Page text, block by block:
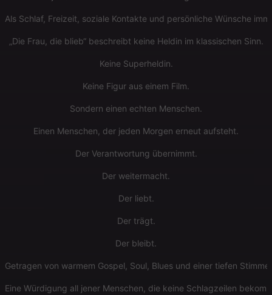
Als Schlaf, Freizeit, soziale Kontakte und persönliche Wünsche
„Die Frau, die blieb“ beschreibt keine Heldin im klassischen Sinn.
Keine Superheldin.
Keine Figur aus einem Film.
Sondern einen echten Menschen.
Einen Menschen, der jeden Morgen erneut aufsteht.
Der Verantwortung übernimmt.
Der weitermacht.
Der liebt.
Der trägt.
Der bleibt.
Getragen von warmem Gospel, Soul, Blues und einer tiefen
Eine Würdigung all jener Menschen, die keine Schlagzeilen